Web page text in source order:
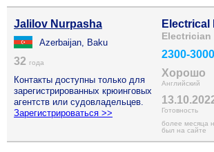
Jalilov Nurpasha
Azerbaijan, Baku
32 года
Контакты доступны только для
зарегистрированных крюинговых
агентств или судовладельцев.
Зарегистрироваться >>
Electrical
Electrician
2300-
Хорошо
Английский
Готовность
более месяца
был на сайте